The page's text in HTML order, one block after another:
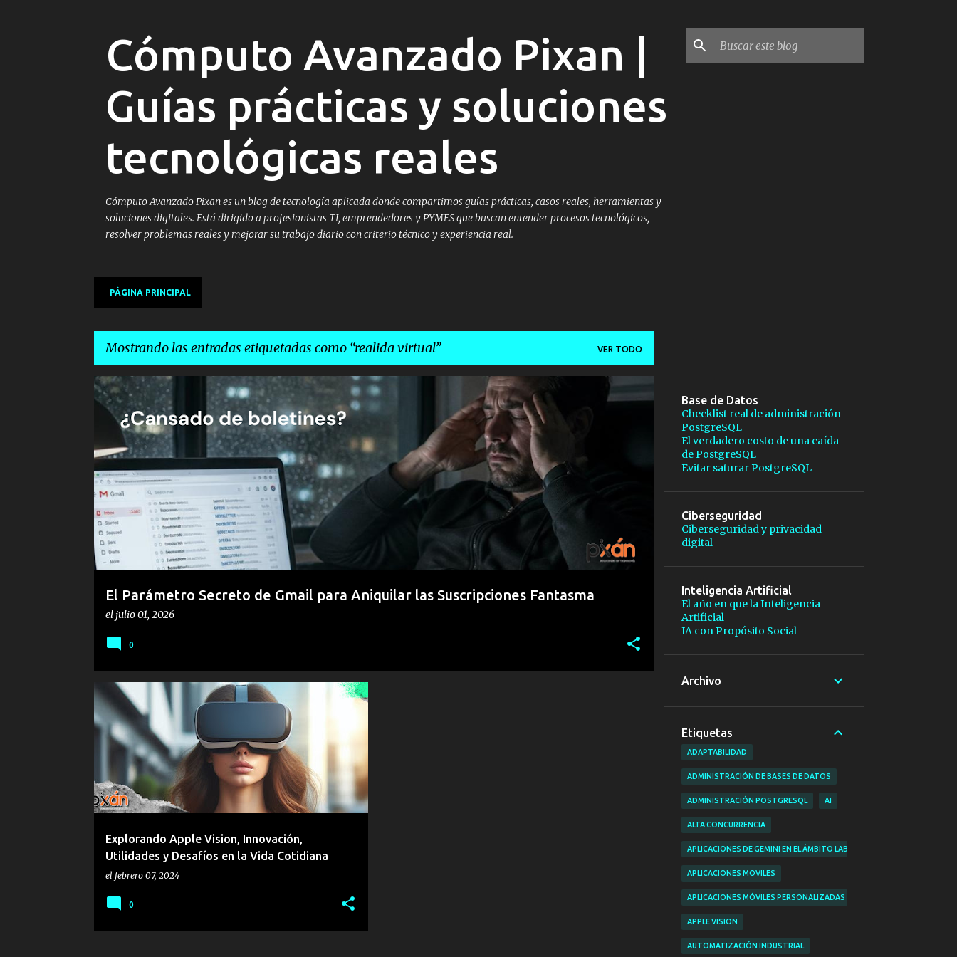
Cómputo Avanzado Pixan |
Guías prácticas y soluciones
tecnológicas reales
Cómputo Avanzado Pixan es un blog de tecnología aplicada donde compartimos guías prácticas, casos reales, herramientas y
soluciones digitales. Está dirigido a profesionistas TI, emprendedores y PYMES que buscan entender procesos tecnológicos,
resolver problemas reales y mejorar su trabajo diario con criterio técnico y experiencia real.
PÁGINA PRINCIPAL
Mostrando las entradas etiquetadas como realida virtual VER TODO
E
r
a
d
a
s
El Parámetro Secreto de Gmail para Aniquilar las Suscripciones Fantasma
el julio 01, 2026
ELIMINAR SUSCRIPCIONES MASIVAS HIGIENE DIGITAL CORPORATIVA LIMPIAR BANDEJA DE ENTRADA GMAIL
OPTIMIZACIÓN DE CORREO ELECTRÓNICO TRUCO URL GMAIL
0
Explorando Apple Vision, Innovación,
Utilidades y Desafíos en la Vida Cotidiana
el febrero 07, 2024
AI APPLE VISION COMPUTO AVANZADO PIXÁN
0
Base de Datos
Checklist real de administración
PostgreSQL
El verdadero costo de una caída
de PostgreSQL
Evitar saturar PostgreSQL
Ciberseguridad
Ciberseguridad y privacidad
digital
Inteligencia Artificial
El año en que la Inteligencia
Artificial
IA con Propósito Social
Archivo
Etiquetas
ADAPTABILIDAD
ADMINISTRACIÓN DE BASES DE DATOS
ADMINISTRACIÓN POSTGRESQL AI
ALTA CONCURRENCIA
APLICACIONES DE GEMINI EN EL ÁMBITO LABORAL
APLICACIONES MOVILES
APLICACIONES MÓVILES PERSONALIZADAS
APPLE VISION
AUTOMATIZACIÓN INDUSTRIAL